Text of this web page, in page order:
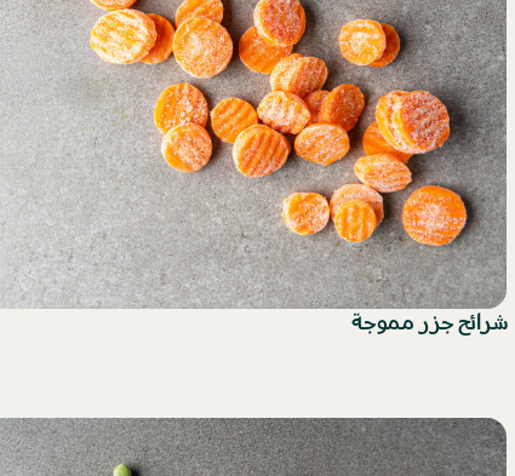
شرائح جزر مموجة